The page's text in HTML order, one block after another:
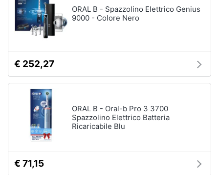
ORAL B - Spazzolino Elettrico Genius
9000 - Colore Nero
€ 252,27
ORAL B - Oral-b Pro 3 3700
Spazzolino Elettrico Batteria
Ricaricabile Blu
€ 71,15